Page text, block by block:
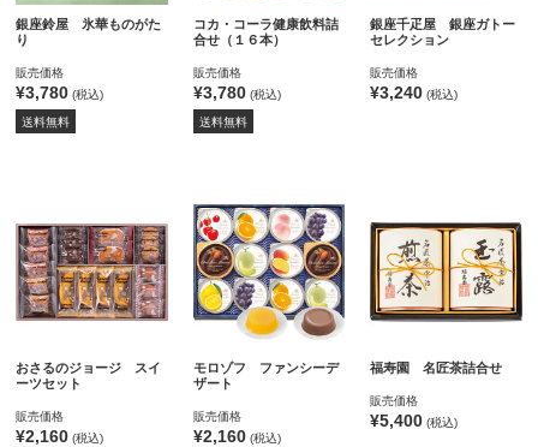
銀座鈴屋 氷華ものがた
り
販売価格
¥3,780 (税込)
送料無料
コカ・コーラ健康飲料詰
合せ（１６本）
販売価格
¥3,780(税込)
送料無料
銀座千疋屋 銀座ガトー
セレクション
販売価格
¥3,240 (税込)
おさるのジョージ スイ
ーツセット
販売価格
¥2,160 (税込)
モロゾフ ファンシーデ
ザート
販売価格
¥2,160(税込)
福寿園 名匠茶詰合せ
販売価格
¥5,400 (税込)